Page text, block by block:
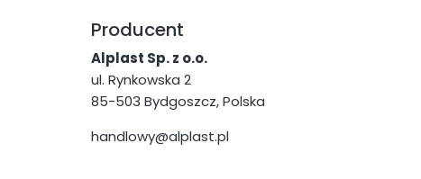
Producent
Alplast Sp. z o.o.
ul. Rynkowska 2
85-503 Bydgoszcz, Polska
handlowy@alplast.pl